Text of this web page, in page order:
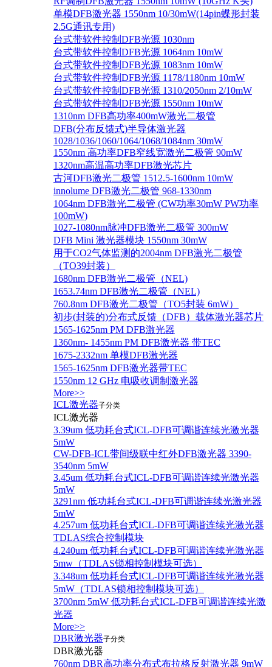
单模DFB激光器 1550nm 10/30mW(14pin蝶形封装
2.5G通讯专用)
台式带软件控制DFB光源 1030nm
台式带软件控制DFB光源 1064nm 10mW
台式带软件控制DFB光源 1083nm 10mW
台式带软件控制DFB光源 1178/1180nm 10mW
台式带软件控制DFB光源 1310/2050nm 2/10mW
台式带软件控制DFB光源 1550nm 10mW
1310nm DFB高功率400mW激光二极管
DFB(分布反馈式)半导体激光器
1028/1036/1060/1064/1068/1084nm 30mW
1550nm 高功率DFB窄线宽激光二极管 90mW
1320nm高温高功率DFB激光芯片
古河DFB激光二极管 1512.5-1600nm 10mW
innolume DFB激光二极管 968-1330nm
1064nm DFB激光二极管 (CW功率30mW PW功率
100mW)
1027-1080nm脉冲DFB激光二极管 300mW
DFB Mini 激光器模块 1550nm 30mW
用于CO2气体监测的2004nm DFB激光二极管
（TO39封装）
1680nm DFB激光二极管（NEL)
1653.74nm DFB激光二极管（NEL)
760.8nm DFB激光二极管（TO5封装 6mW）
初步(封装的)分布式反馈（DFB）载体激光器芯片
1565-1625nm PM DFB激光器
1360nm- 1455nm PM DFB激光器 带TEC
1675-2332nm 单模DFB激光器
1565-1625nm DFB激光器带TEC
1550nm 12 GHz 电吸收调制激光器
More>>
ICL激光器子分类
ICL激光器
3.39um 低功耗台式ICL-DFB可调谐连续光激光器
5mW
CW-DFB-ICL带间级联中红外DFB激光器 3390-
3540nm 5mW
3.45um 低功耗台式ICL-DFB可调谐连续光激光器
5mW
3291nm 低功耗台式ICL-DFB可调谐连续光激光器
5mW
4.257um 低功耗台式ICL-DFB可调谐连续光激光器
TDLAS综合控制模块
4.240um 低功耗台式ICL-DFB可调谐连续光激光器
5mw（TDLAS锁相控制模块可选）
3.348um 低功耗台式ICL-DFB可调谐连续光激光器
5mW（TDLAS锁相控制模块可选）
3700nm 5mW 低功耗台式ICL-DFB可调谐连续光激
光器
More>>
DBR激光器子分类
DBR激光器
760nm DBR高功率分布式布拉格反射激光器 9mW